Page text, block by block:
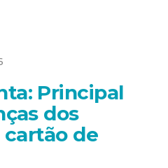
Principal
dos
cartão de